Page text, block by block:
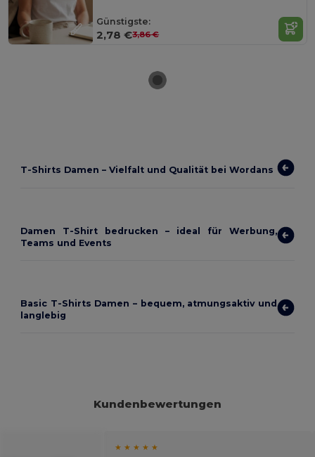
Günstigste:
2,78 €3,86 €
T-Shirts Damen – Vielfalt und Qualität bei Wordans
Damen T-Shirt bedrucken – ideal für Werbung,
Teams und Events
Basic T-Shirts Damen – bequem, atmungsaktiv und
langlebig
Kundenbewertungen
★ ★ ★ ★ ★